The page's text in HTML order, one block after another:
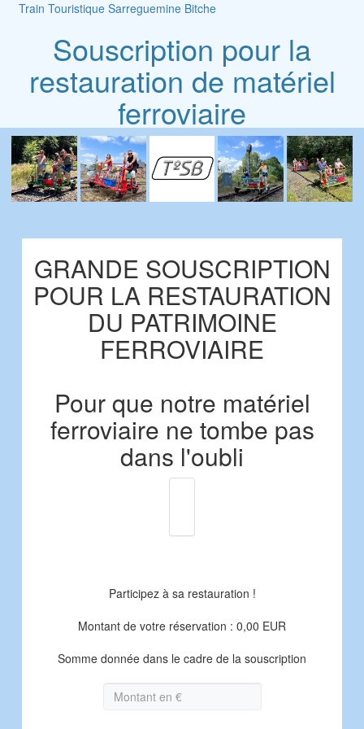
Train Touristique Sarreguemine Bitche
Souscription pour la
restauration de matériel
ferroviaire
GRANDE SOUSCRIPTION
POUR LA RESTAURATION
DU PATRIMOINE
FERROVIAIRE
Pour que notre matériel
ferroviaire ne tombe pas
dans l'oubli
Participez à sa restauration !
Montant de votre réservation : 0,00 EUR
Somme donnée dans le cadre de la souscription